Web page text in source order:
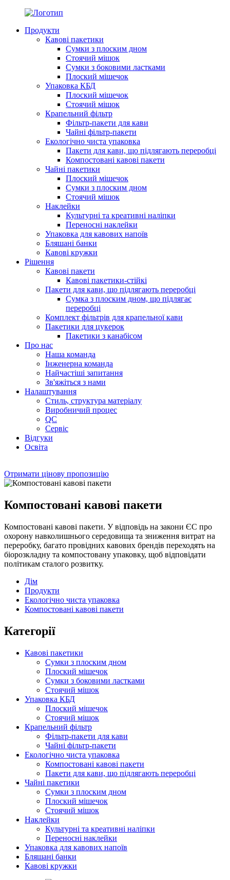
Продукти
Кавові пакетики
Сумки з плоским дном
Стоячий мішок
Сумки з боковими ластками
Плоский мішечок
Упаковка КБД
Плоский мішечок
Стоячий мішок
Крапельний фільтр
Фільтр-пакети для кави
Чайні фільтр-пакети
Екологічно чиста упаковка
Пакети для кави, що підлягають переробці
Компостовані кавові пакети
Чайні пакетики
Плоский мішечок
Сумки з плоским дном
Стоячий мішок
Наклейки
Культурні та креативні наліпки
Переносні наклейки
Упаковка для кавових напоїв
Бляшані банки
Кавові кружки
Рішення
Кавові пакети
Кавові пакетики-стійкі
Пакети для кави, що підлягають переробці
Сумка з плоским дном, що підлягає
переробці
Комплект фільтрів для крапельної кави
Пакетики для цукерок
Пакетики з канабісом
Про нас
Наша команда
Інженерна команда
Найчастіші запитання
Зв'яжіться з нами
Налаштування
Стиль, структура матеріалу
Виробничий процес
QC
Сервіс
Відгуки
Освіта
Отримати цінову пропозицію
Компостовані кавові пакети
Компостовані кавові пакети. У відповідь на закони ЄС про
охорону навколишнього середовища та зниження витрат на
переробку, багато провідних кавових брендів переходять на
біорозкладну та компостовану упаковку, щоб відповідати
політикам сталого розвитку.
Дім
Продукти
Екологічно чиста упаковка
Компостовані кавові пакети
Категорії
Кавові пакетики
Сумки з плоским дном
Плоский мішечок
Сумки з боковими ластками
Стоячий мішок
Упаковка КБД
Плоский мішечок
Стоячий мішок
Крапельний фільтр
Фільтр-пакети для кави
Чайні фільтр-пакети
Екологічно чиста упаковка
Компостовані кавові пакети
Пакети для кави, що підлягають переробці
Чайні пакетики
Сумки з плоским дном
Плоский мішечок
Стоячий мішок
Наклейки
Культурні та креативні наліпки
Переносні наклейки
Упаковка для кавових напоїв
Бляшані банки
Кавові кружки